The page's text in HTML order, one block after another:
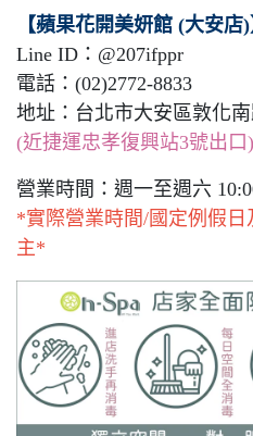
【蘋果花開美妍館 (大安店)
Line ID：@207ifppr
電話：(02)2772-8833
地址：台北市大安區敦化
(近捷運忠孝復興站3號出口)
營業時間：週一至週六
*實際營業時間/國定例假
主*